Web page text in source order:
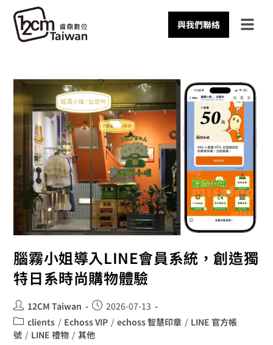
與我們聯絡
腦霧小姐導入LINE會員系統，創造獨
特日系時尚購物體驗
12CM Taiwan
2026-07-13
clients / Echoss VIP / echoss 智慧印章 / LINE 官方帳
號 / LINE 禮物 / 其他